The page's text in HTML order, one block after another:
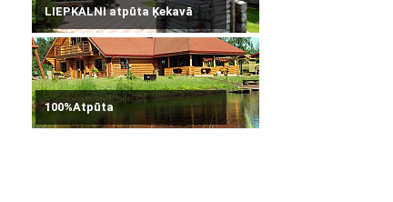
LIEPKALNI atpūta Ķekavā
100%Atpūta